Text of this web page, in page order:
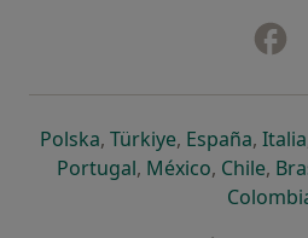
Polskaotwiera się w nowej
, Türkiyeotwiera się w
, España, Italia
Portugalotwiera się w
, Méxicootwiera
, Chile,